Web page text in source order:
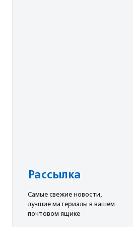
Рассылка
Cамые свежие новости,
лучшие материалы в вашем
почтовом ящике